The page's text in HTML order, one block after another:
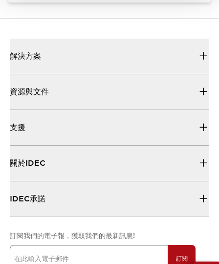
解決方案
資源與文件
支援
關於IDEC
IDEC承諾
訂閱我們的電子報，獲取我們的最新訊息!
訂閱